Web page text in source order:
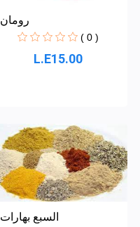
رومان
( 0 )
L.E15.00
السبع بهارات